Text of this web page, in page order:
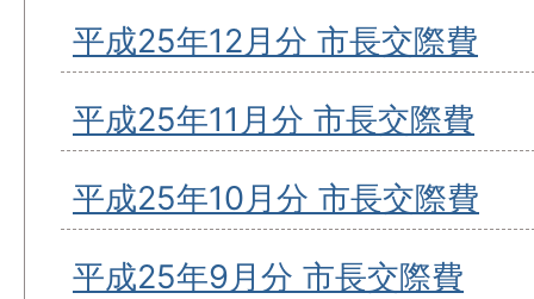
平成25年12月分 市長交際費
平成25年11月分 市長交際費
平成25年10月分 市長交際費
平成25年9月分 市長交際費